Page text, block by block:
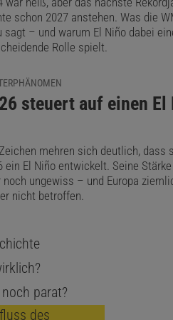
der University of Miami, die
Fachleuten nun konkrete
betroffenen Regionen auf
auf den Planeten
Wechselspiels, das als
im Pazifik rund um den
dieser Region durch
im Westen und eine kühlere
physikalische
schon 2027 anstehen. Was die
sagt – und warum El Niño dabei
Rolle spielt.
steuert auf einen El
mehren sich deutlich, dass
ein El Niño entwickelt. Seine
noch ungewiss – und Europa
nicht betroffen.
parat?
des